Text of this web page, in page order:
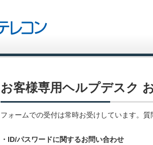
お客様専用ヘルプデスク
フォームでの受付は常時お受けしています。
・ID/パスワードに関するお問い合わせ